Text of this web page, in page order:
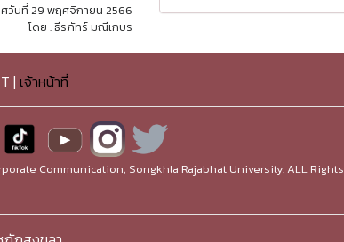
ศวันที่ 29 พฤศจิกายน 2566
โดย : ธีรภัทร์ มณีเกษร
| เจ้าหน้าที่
Communication, Songkhla Rajabhat University. ALL Rights